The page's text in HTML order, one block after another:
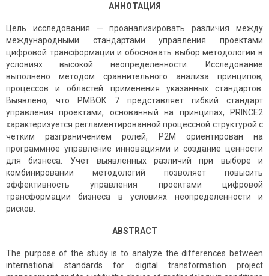
АННОТАЦИЯ
Цель исследования — проанализировать различия между
международными стандартами управления проектами
цифровой трансформации и обосновать выбор методологии в
условиях высокой неопределенности. Исследование
выполнено методом сравнительного анализа принципов,
процессов и областей применения указанных стандартов.
Выявлено, что PMBOK 7 представляет гибкий стандарт
управления проектами, основанный на принципах, PRINCE2
характеризуется регламентированной процессной структурой с
четким разграничением ролей, P2M ориентирован на
программное управление инновациями и создание ценности
для бизнеса. Учет выявленных различий при выборе и
комбинировании методологий позволяет повысить
эффективность управления проектами цифровой
трансформации бизнеса в условиях неопределенности и
рисков.
ABSTRACT
The purpose of the study is to analyze the differences between
international standards for digital transformation project